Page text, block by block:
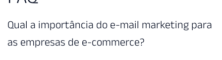
Qual a importância do e-mail marketing para
as empresas de e-commerce?